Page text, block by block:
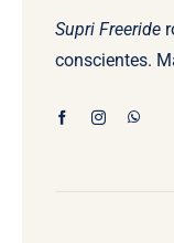
Supri Freeride
conscientes.